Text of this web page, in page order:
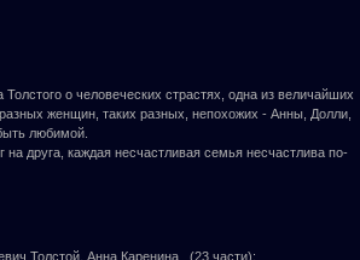
о человеческих страстях, одна из величайших
женщин, таких разных, непохожих - Анны, Долли,
любимой.
друга, каждая несчастливая семья несчастлива по-
Толстой. Анна Каренина (23 части):